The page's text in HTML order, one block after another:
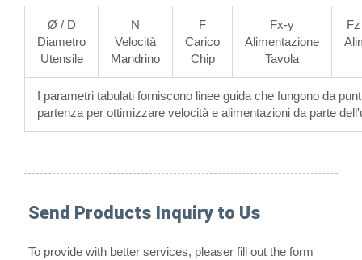
Ø / D
Diametro
Utensile
N
Velocità
Mandrino
F
Carico
Chip
Fx-y
Alimentazione
Tavola
I parametri tabulati forniscono linee guida che fungono da
partenza per ottimizzare velocità e alimentazioni da parte